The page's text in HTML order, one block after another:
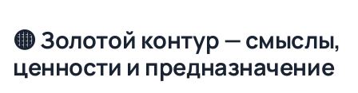
🟡 Золотой контур — смыслы,
ценности и предназначение